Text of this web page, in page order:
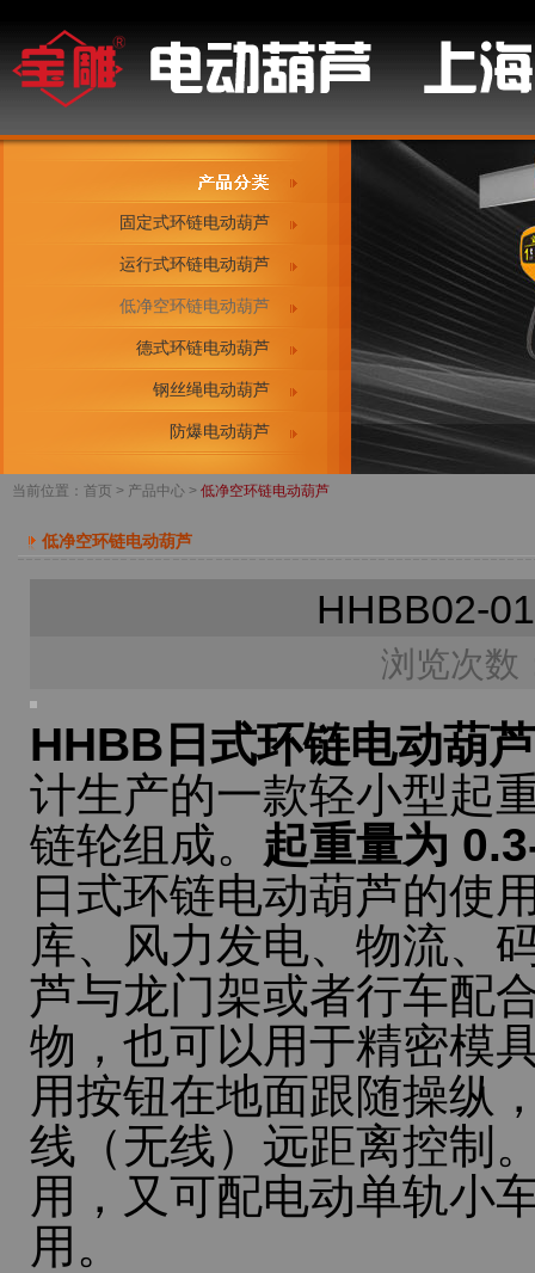
固定式环链电动葫芦
运行式环链电动葫芦
低净空环链电动葫芦
德式环链电动葫芦
钢丝绳电动葫芦
防爆电动葫芦
当前位置： 首页 > 产品中心 > 低净空环链电动葫芦
低净空环链电动葫芦
HHBB02-
浏览次
HHBB日式环链电动葫芦
计生产的一款轻小型起
链轮组成。 起重量为
日式环链电动葫芦的使
库、风力发电、物流、
芦与龙门架或者行车配
物，也可以用于精密模
用按钮在地面跟随操纵
线（无线）远距离控制
用，又可配电动单轨小
用。